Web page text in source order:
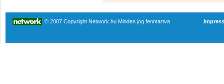
© 2007 Copyright Network.hu Minden jog fenntartva.